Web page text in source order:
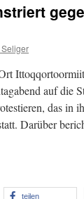
auf die
das in
Darüber
teilen